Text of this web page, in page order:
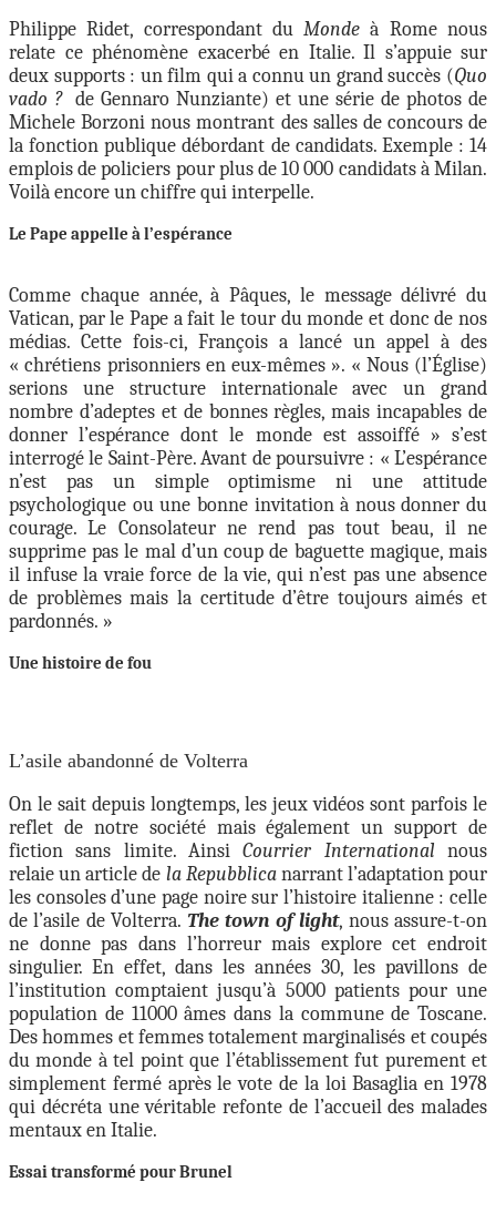
Philippe Ridet, correspondant duMonde à Rome nous
relate ce phénomène exacerbé en Italie. Il s’appuie sur
deux supports : un film qui a connu un grand succès (Quo
vado ? de Gennaro Nunziante) et une série de photos de
Michele Borzoni nous montrant des salles de concours de
la fonction publique débordant de candidats. Exemple : 14
emplois de policiers pour plus de 10 000 candidats à Milan.
Voilà encore un chiffre qui interpelle.
Le Pape appelle à l’espérance
Comme chaque année, à Pâques, le message délivré du
Vatican, par le Pape a fait le tour du monde et donc de nos
médias. Cette fois-ci, François a lancé un appel à des
« chrétiens prisonniers en eux-mêmes ». « Nous (l’Église)
serions une structure internationale avec un grand
nombre d’adeptes et de bonnes règles, mais incapables de
donner l’espérance dont le monde est assoiffé » s’est
interrogé le Saint-Père. Avant de poursuivre : « L’espérance
n’est pas un simple optimisme ni une attitude
psychologique ou une bonne invitation à nous donner du
courage. Le Consolateur ne rend pas tout beau, il ne
supprime pas le mal d’un coup de baguette magique, mais
il infuse la vraie force de la vie, qui n’est pas une absence
de problèmes mais la certitude d’être toujours aimés et
pardonnés. »
Une histoire de fou
L’asile abandonné de Volterra
On le sait depuis longtemps, les jeux vidéos sont parfois le
reflet de notre société mais également un support de
fiction sans limite. AinsiCourrier International nous
relaie un article de la Repubblicanarrant l’adaptation pour
les consoles d’une page noire sur l’histoire italienne : celle
de l’asile de Volterra. The town of light, nous assure-t-on
ne donne pas dans l’horreur mais explore cet endroit
singulier. En effet, dans les années 30, les pavillons de
l’institution comptaient jusqu’à 5000 patients pour une
population de 11000 âmes dans la commune de Toscane.
Des hommes et femmes totalement marginalisés et coupés
du monde à tel point que l’établissement fut purement et
simplement fermé après le vote de la loi Basaglia en 1978
qui décréta une véritable refonte de l’accueil des malades
mentaux en Italie.
Essai transformé pour Brunel